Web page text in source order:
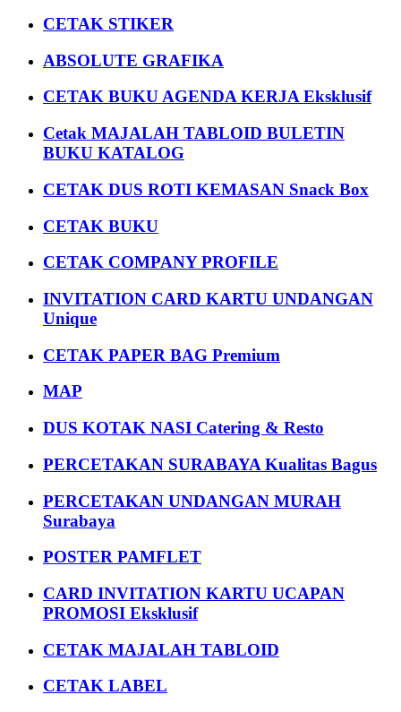
CETAK STIKER
ABSOLUTE GRAFIKA
CETAK BUKU AGENDA KERJA Eksklusif
Cetak MAJALAH TABLOID BULETIN
BUKU KATALOG
CETAK DUS ROTI KEMASAN Snack Box
CETAK BUKU
CETAK COMPANY PROFILE
INVITATION CARD KARTU UNDANGAN
Unique
CETAK PAPER BAG Premium
MAP
DUS KOTAK NASI Catering & Resto
PERCETAKAN SURABAYA Kualitas Bagus
PERCETAKAN UNDANGAN MURAH
Surabaya
POSTER PAMFLET
CARD INVITATION KARTU UCAPAN
PROMOSI Eksklusif
CETAK MAJALAH TABLOID
CETAK LABEL